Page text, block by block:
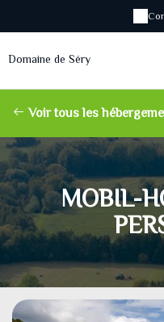
Domaine de Séry
Voir tous les
MOBIL-